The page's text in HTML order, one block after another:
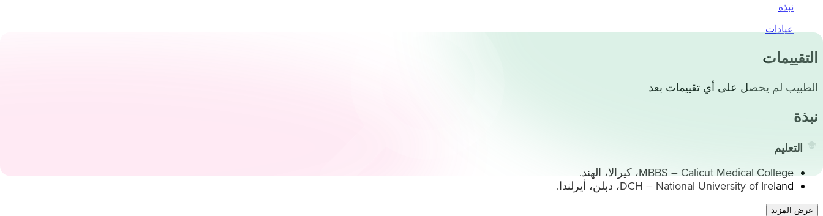
نبذة
عيادات
التقييمات
الطبيب لم يحصل على أي تقييمات بعد
نبذة
التعليم
MBBS – Calicut Medical College، كيرالا، الهند.
DCH – National University of Ireland، دبلن، أيرلندا.
عرض المزيد